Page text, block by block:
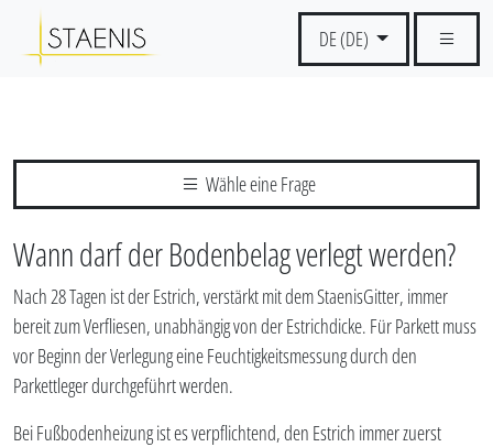
DE (DE)
Wähle eine Frage
Wann darf der Bodenbelag verlegt werden?
Nach 28 Tagen ist der Estrich, verstärkt mit dem StaenisGitter, immer
bereit zum Verfliesen, unabhängig von der Estrichdicke. Für Parkett muss
vor Beginn der Verlegung eine Feuchtigkeitsmessung durch den
Parkettleger durchgeführt werden.
Bei Fußbodenheizung ist es verpflichtend, den Estrich immer zuerst